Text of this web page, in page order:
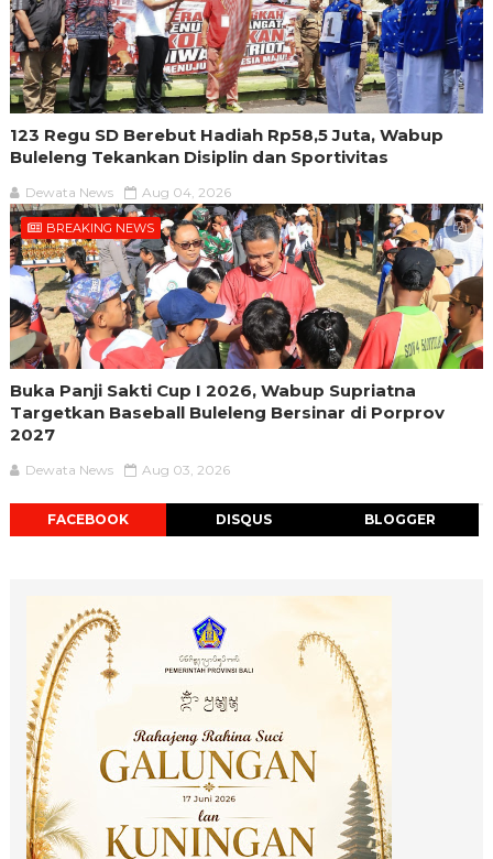
123 Regu SD Berebut Hadiah Rp58,5 Juta, Wabup
Buleleng Tekankan Disiplin dan Sportivitas
Dewata News Aug 04, 2026
BREAKING NEWS
Buka Panji Sakti Cup I 2026, Wabup Supriatna
Targetkan Baseball Buleleng Bersinar di Porprov
2027
Dewata News Aug 03, 2026
FACEBOOK DISQUS BLOGGER